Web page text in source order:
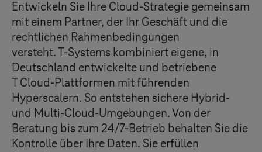
Entwickeln Sie Ihre Cloud-Strategie gemeinsam
mit einem Partner, der Ihr Geschäft und die
rechtlichen Rahmenbedingungen
versteht.T-Systems kombiniert eigene, in
Deutschland entwickelte und betriebene
T Cloud-Plattformen mit führenden
Hyperscalern. So entstehen sichere Hybrid-
und Multi-Cloud-Umgebungen. Von der
Beratung bis zum 24/7-Betrieb behalten Sie die
Kontrolle über Ihre Daten. Sie erfüllen